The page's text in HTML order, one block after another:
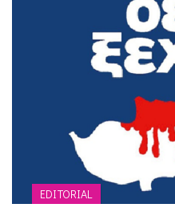
EDITORIAL